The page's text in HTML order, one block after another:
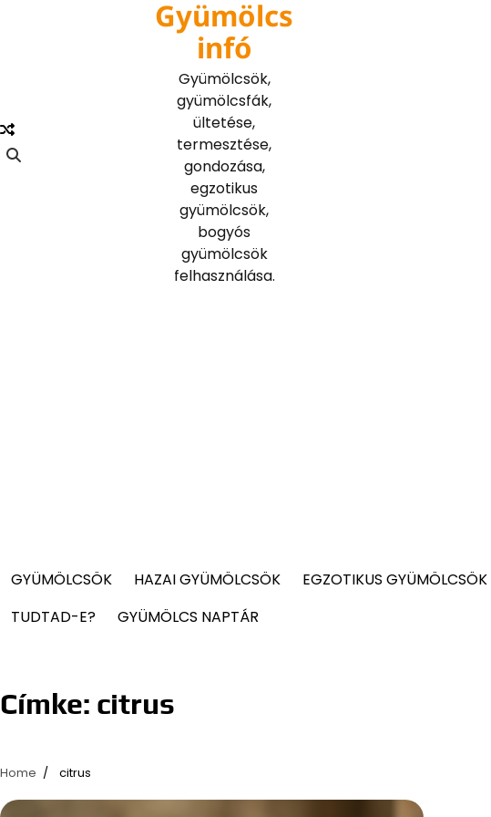
Gyümölcs
infó
Gyümölcsök,
gyümölcsfák,
ültetése,
termesztése,
gondozása,
egzotikus
gyümölcsök,
bogyós
gyümölcsök
felhasználása.
GYÜMÖLCSÖK HAZAI GYÜMÖLCSÖK EGZOTIKUS GYÜMÖLCSÖK
TUDTAD-E?
GYÜMÖLCS NAPTÁR
Címke: citrus
Home citrus